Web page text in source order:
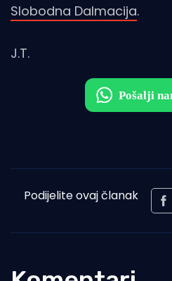
Slobodna Dalmacija.
J.T.
Podijelite ovaj članak